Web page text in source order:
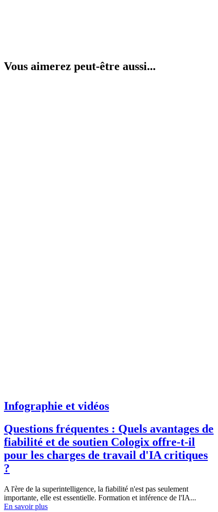
Vous aimerez peut-être aussi...
Infographie et vidéos
Questions fréquentes : Quels avantages de
fiabilité et de soutien Cologix offre-t-il
pour les charges de travail d'IA critiques
?
A l'ère de la superintelligence, la fiabilité n'est pas seulement
importante, elle est essentielle. Formation et inférence de l'IA...
En savoir plus